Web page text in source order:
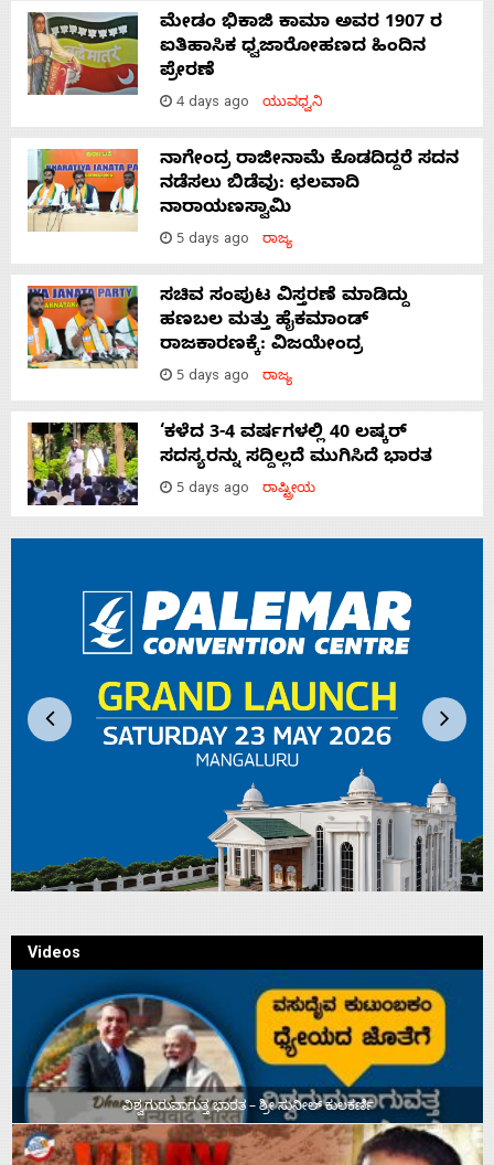
ಮೇಡಂ ಭಿಕಾಜಿ ಕಾಮಾ ಅವರ 1907 ರ
ಐತಿಹಾಸಿಕ ಧ್ವಜಾರೋಹಣದ ಹಿಂದಿನ
ಪ್ರೇರಣೆ
4 days ago ಯುವಧ್ವನಿ
ನಾಗೇಂದ್ರ ರಾಜೀನಾಮೆ ಕೊಡದಿದ್ದರೆ ಸದನ
ನಡೆಸಲು ಬಿಡೆವು: ಛಲವಾದಿ
ನಾರಾಯಣಸ್ವಾಮಿ
5 days ago ರಾಜ್ಯ
ಸಚಿವ ಸಂಪುಟ ವಿಸ್ತರಣೆ ಮಾಡಿದ್ದು
ಹಣಬಲ ಮತ್ತು ಹೈಕಮಾಂಡ್
ರಾಜಕಾರಣಕ್ಕೆ: ವಿಜಯೇಂದ್ರ
5 days ago ರಾಜ್ಯ
‘ಕಳೆದ 3-4 ವರ್ಷಗಳಲ್ಲಿ 40 ಲಷ್ಕರ್
ಸದಸ್ಯರನ್ನು ಸದ್ದಿಲ್ಲದೆ ಮುಗಿಸಿದೆ ಭಾರತ
5 days ago ರಾಷ್ಟ್ರೀಯ
Videos
ವಿಶ್ವಗುರುವಾಗುತ್ತ ಭಾರತ – ಶ್ರೀ ಸುನೀಲ್‌ ಕುಲಕರ್ಣಿ